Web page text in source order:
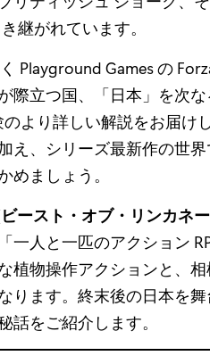
継がれています。
Playground Games の
際立つ国、「日本」を次
より詳しい解説をお届け
え、シリーズ最新作の世
めましょう。
ースト・オブ・リンカネー
一人と一匹のアクション
植物操作アクションと、
ります。終末後の日本を
話をご紹介します。